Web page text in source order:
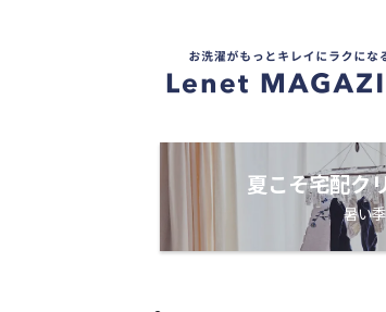
類
ケ
洗
ウ
ハ
ウ
メ
夏こそ宅配ク
暑い